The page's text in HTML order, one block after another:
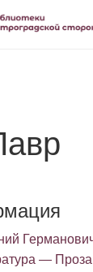
— Проза